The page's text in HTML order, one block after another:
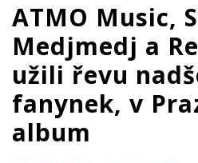
ATMO Music,
Medjmedj a
užili řevu
fanynek, v
album